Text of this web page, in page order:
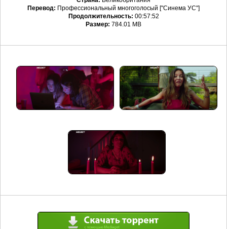
Перевод: Профессиональный многоголосый ["Синема УС"]
Продолжительность: 00:57:52
Размер: 784.01 MB